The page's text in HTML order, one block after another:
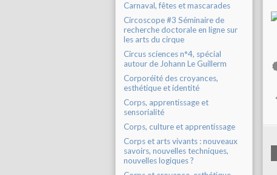
Carnaval, fêtes et mascarades
Circoscope #3 Séminaire de
recherche doctorale en ligne sur
les arts du cirque
Circus sciences n°4, spécial
autour de Johann Le Guillerm
Corporéité des croyances,
esthétique et identité
Corps, apprentissage et
sensorialité
Corps, culture et apprentissage
Corps et arts vivants : nouveaux
savoirs, nouvelles techniques,
nouvelles logiques ?